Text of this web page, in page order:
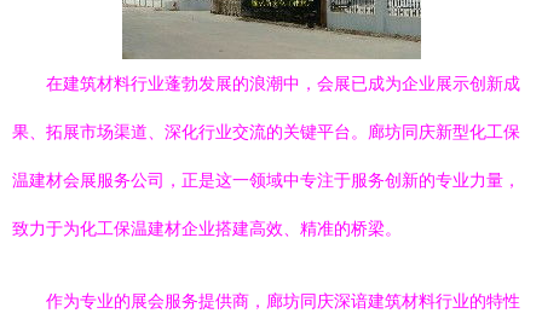
在建筑材料行业蓬勃发展的浪潮中，会展已成为企业展示创新成
果、拓展市场渠道、深化行业交流的关键平台。廊坊同庆新型化工保
温建材会展服务公司，正是这一领域中专注于服务创新的专业力量，
致力于为化工保温建材企业搭建高效、精准的桥梁。
作为专业的展会服务提供商，廊坊同庆深谙建筑材料行业的特性